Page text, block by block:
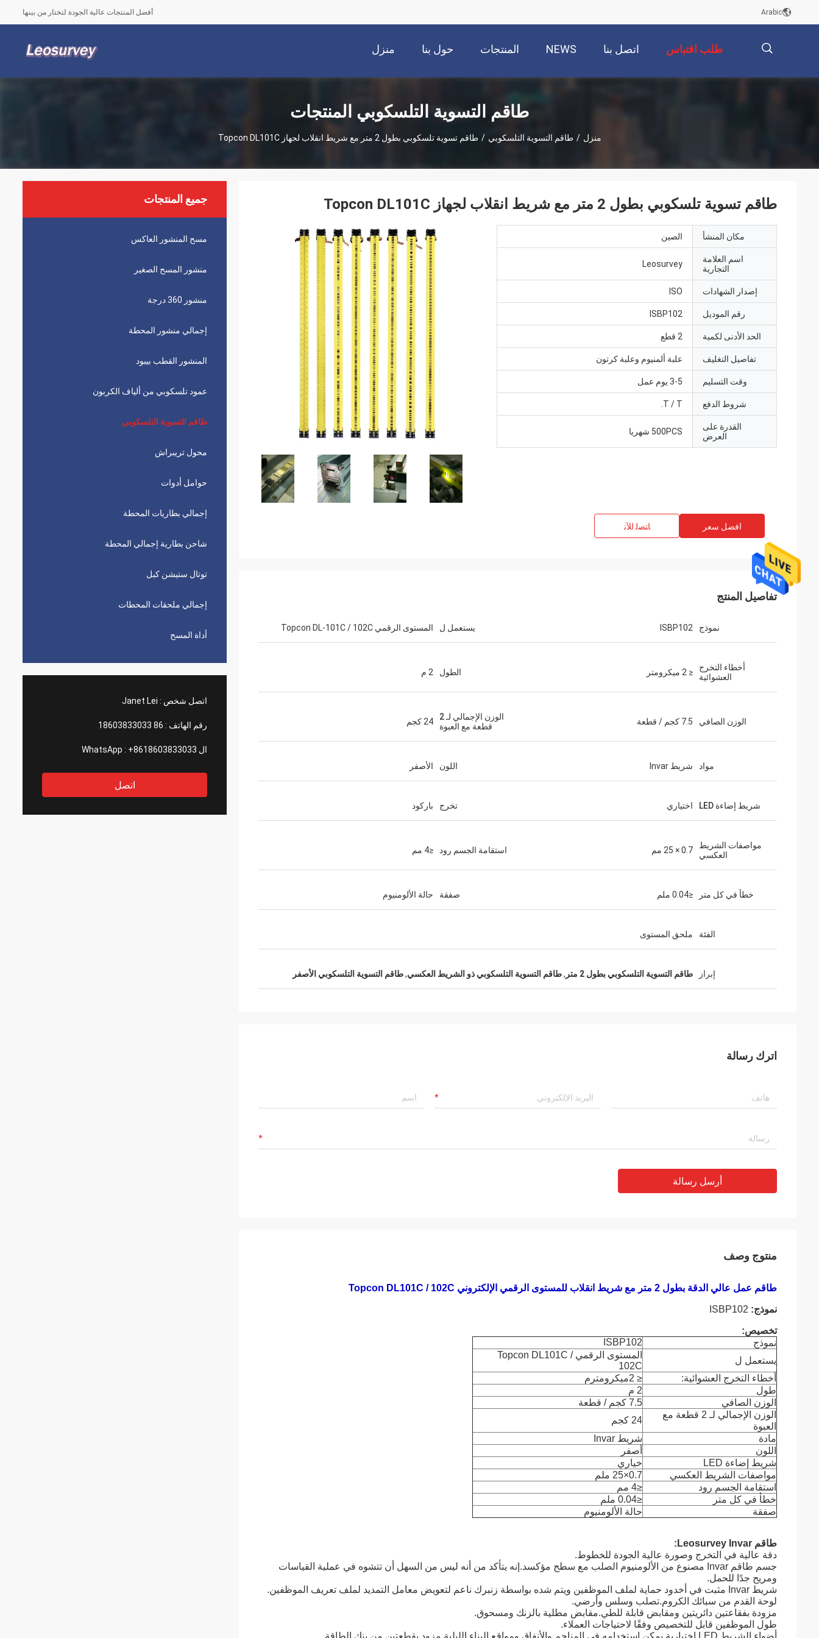
أفضل المنتجات عالية الجودة لتختار من بينها Arabic
منزل حول بنا المنتجات NEWS اتصل بنا طلب اقتباس
طاقم التسوية التلسكوبي المنتجات
منزل / طاقم التسوية التلسكوبي / طاقم تسوية تلسكوبي بطول 2 متر مع شريط انقلاب لجهاز Topcon DL101C
جميع المنتجات
مسح المنشور العاكس
منشور المسح الصغير
منشور 360 درجة
إجمالي منشور المحطة
المنشور القطب بيبود
عمود تلسكوبي من ألياف الكربون
طاقم التسوية التلسكوبي
محول تريبراش
حوامل أدوات
إجمالي بطاريات المحطة
شاحن بطارية إجمالي المحطة
توتال ستيشن كبل
إجمالي ملحقات المحطات
أداة المسح
اتصل شخص : Janet Lei
رقم الهاتف : 86 18603833033
ال WhatsApp : +8618603833033
اتصل
طاقم تسوية تلسكوبي بطول 2 متر مع شريط انقلاب لجهاز Topcon DL101C
مكان المنشأ الصين
اسم العلامة
التجارية
Leosurvey
إصدار الشهادات ISO
رقم الموديل ISBP102
الحد الأدنى لكمية 2 قطع
تفاصيل التغليف علبة ألمنيوم وعلبة كرتون
وقت التسليم 3-5 يوم عمل
شروط الدفع T / T.
القدرة على
العرض
500PCS شهريا
افضل سعر ﺎﺘﺼﻟ ﺍﻶﻧ
تفاصيل المنتج
نموذج ISBP102 يستعمل ل المستوى الرقمي Topcon DL-101C / 102C
أخطاء التخرج
العشوائية
≤ 2 ميكرومتر الطول 2 م
الوزن الصافي 7.5 كجم / قطعة
الوزن الإجمالي لـ 2
قطعة مع العبوة
24 كجم
مواد شريط Invar اللون الأصفر
شريط إضاءة LED اختياري تخرج باركود
مواصفات الشريط
العكسي
0.7 × 25 مم استقامة الجسم رود ≤4 مم
خطأ في كل متر ≤0.04 ملم صفقة حالة الألومنيوم
الفئة ملحق المستوى
إبراز طاقم التسوية التلسكوبي بطول 2 متر ,طاقم التسوية التلسكوبي ذو الشريط العكسي,طاقم التسوية التلسكوبي الأصفر
اترك رسالة
أرسل رسالة
منتوج وصف
طاقم عمل عالي الدقة بطول 2 متر مع شريط انقلاب للمستوى الرقمي الإلكتروني Topcon DL101C / 102C
نموذج: ISBP102
تخصيص:
نموذج
ISBP102
يستعمل ل
المستوى الرقمي Topcon DL101C /
102C
أخطاء التخرج العشوائية:
≤ 2 ميكرومتر م
طول
2 م
الوزن الصافي
7.5 كجم / قطعة
الوزن الإجمالي لـ 2 قطعة مع
العبوة
24 كجم
مادة
شريط Invar
اللون
أصفر
شريط إضاءة LED
خياري
مواصفات الشريط العكسي
0.7
×25 ملم
استقامة الجسم رود
≤4 مم
خطأ في كل متر
≤0.04 ملم
صفقة
حالة الألومنيوم
طاقم Leosurvey Invar:
دقة عالية في التخرج وصورة عالية الجودة للخطوط.
جسم طاقم Invar مصنوع من الألومنيوم الصلب مع سطح مؤكسد.إنه يتأكد من أنه ليس من السهل أن تتشوه في عملية القياسات
ومريح جدًا للحمل.
شريط Invar مثبت في أخدود حماية لملف الموظفين ويتم شده بواسطة زنبرك ناعم لتعويض معامل التمديد لملف تعريف الموظفين.
لوحة القدم من سبائك الكروم.تصلب وسلس وأرضي.
مزودة بفقاعتين دائريتين ومقابض قابلة للطي.مقابض مطلية بالزنك ومسحوق.
طول الموظفين قابل للتخصيص وفقًا لاحتياجات العملاء.
أضواء الشريط LED اختيارية.يمكن استخدامه في المناجم والأنفاق ومواقع البناء الليلية.مزود بقطعتين من بنك الطاقة.